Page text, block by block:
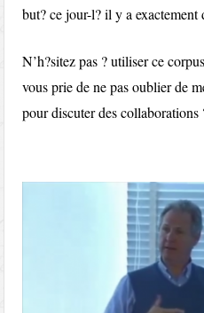
but? ce jour-l? il y a exactement
N’h?sitez pas ? utiliser ce
vous prie de ne pas oublier de
pour discuter des collaborations